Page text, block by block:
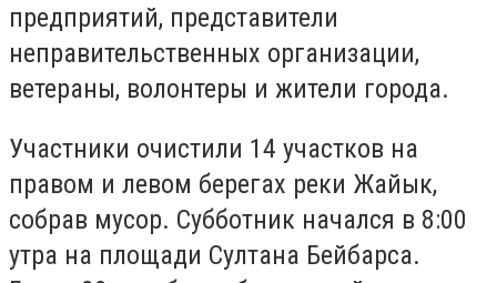
предприятий, представители
неправительственных организации,
ветераны, волонтеры и жители города.
Участники очистили 14 участков на
правом и левом берегах реки Жайык,
собрав мусор. Субботник начался в 8:00
утра на площади Султана Бейбарса.